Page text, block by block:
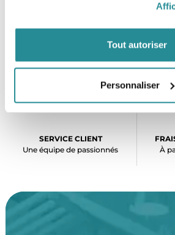
Tout autoriser
Personnaliser
PAIEMENT SÉCURISÉ
SERVICE CLIENT
Une équipe de passionnés
À